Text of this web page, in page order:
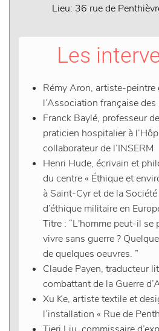
Lieu: 36 rue de
Les
Rémy Aron, artiste-peintre
l’Association française
Franck Baylé, professeur
praticien hospitalier à
collaborateur de l’INSERM
Henri Hude, écrivain et
du centre « Éthique et
à Saint-Cyr et de la
d’éthique militaire en
Titre : “L'homme peut-il se
vivre sans guerre ?
de quelques oeuvres. ”
Claude Payen, traducteur
combattant de la Guerre
Xu Ke, artiste textile et
l’installation « Rue de